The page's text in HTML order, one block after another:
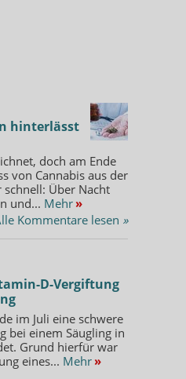
hinterlässt
doch am Ende
von Cannabis aus der
schnell: Über Nacht
und... Mehr »
Kommentare lesen »
D-Vergiftung
im Juli eine schwere
bei einem Säugling in
Grund hierfür war
eines... Mehr »